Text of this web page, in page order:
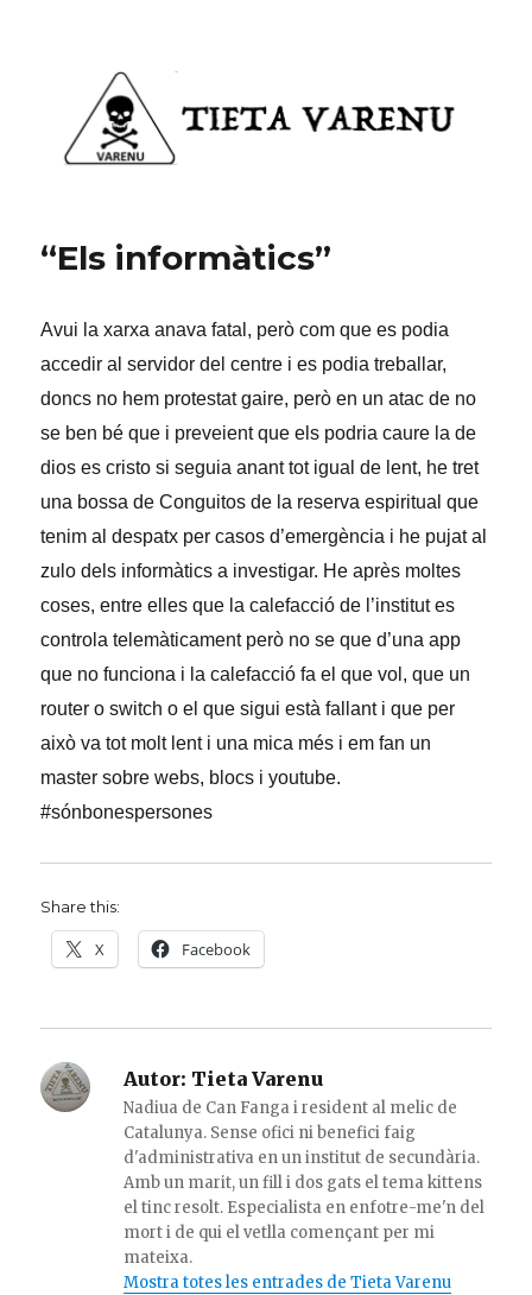
Tieta Varenu
“Els informàtics”
Avui la xarxa anava fatal, però com que es podia
accedir al servidor del centre i es podia treballar,
doncs no hem protestat gaire, però en un atac de no
se ben bé que i preveient que els podria caure la de
dios es cristo si seguia anant tot igual de lent, he tret
una bossa de Conguitos de la reserva espiritual que
tenim al despatx per casos d’emergència i he pujat al
zulo dels informàtics a investigar. He après moltes
coses, entre elles que la calefacció de l’institut es
controla telemàticament però no se que d’una app
que no funciona i la calefacció fa el que vol, que un
router o switch o el que sigui està fallant i que per
això va tot molt lent i una mica més i em fan un
master sobre webs, blocs i youtube.
#sónbonespersones
Share this:
X Facebook
Autor: Tieta Varenu
Nadiua de Can Fanga i resident al melic de
Catalunya. Sense ofici ni benefici faig
d'administrativa en un institut de secundària.
Amb un marit, un fill i dos gats el tema kittens
el tinc resolt. Especialista en enfotre-me'n del
mort i de qui el vetlla començant per mi
mateixa.
Mostra totes les entrades de Tieta Varenu